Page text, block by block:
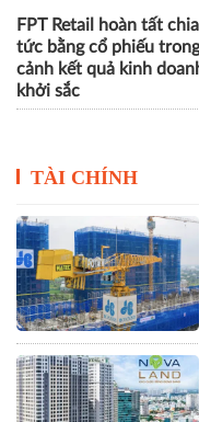
FPT Retail hoàn tất
tức bằng cổ phiếu
cảnh kết quả kinh
khởi sắc
TÀI CHÍNH